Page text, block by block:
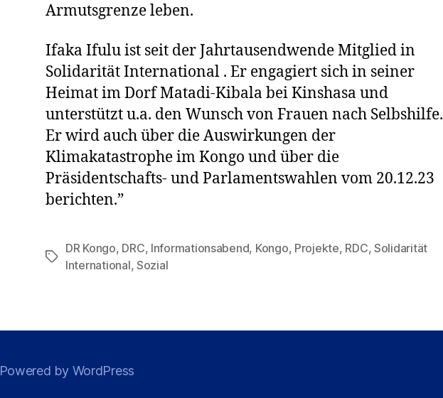
Armutsgrenze leben.
Ifaka Ifulu ist seit der Jahrtausendwende Mitglied in
Solidarität International . Er engagiert sich in seiner
Heimat im Dorf Matadi-Kibala bei Kinshasa und
unterstützt u.a. den Wunsch von Frauen nach Selbshilfe.
Er wird auch über die Auswirkungen der
Klimakatastrophe im Kongo und über die
Präsidentschafts- und Parlamentswahlen vom 20.12.23
berichten.”
Tags
DR Kongo, DRC, Informationsabend, Kongo, Projekte, RDC, Solidarität
International, Sozial
Powered by WordPress